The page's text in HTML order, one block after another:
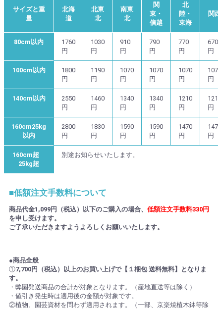
サイズと重
量
北海
道
北東
北
南東
北
関
東・
信越
北
陸・
東海
関西
80cm以内
1760
円
1030
円
910
円
790
円
770
円
670
円
100cm以内
1800
円
1190
円
1070
円
1070
円
1070
円
1070
円
140cm以内
2550
円
1460
円
1340
円
1340
円
1210
円
1210
円
160cm25kg
以内
2800
円
1830
円
1590
円
1590
円
1470
円
1470
円
160cm超
25kg超
別途お知らせいたします。
■低額注文手数料について
商品代金1,099円（税込）以下のご購入の場合、 低額注文手数料330円
を申し受けます。
ご了承いただきますようよろしくお願いいたします。
●商品全般
①7,700円（税込）以上のお買い上げで【１梱包 送料無料】となりま
す。
・弊園発送商品の合計が対象となります。（産地直送等は除く）
・値引き発生時は適用後の金額が対象です。
②植物、園芸資材を問わず適用されます。（一部、京楽焼植木鉢等除